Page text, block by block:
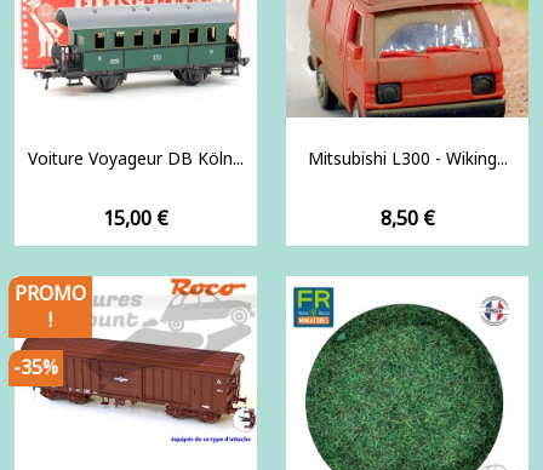
Voiture Voyageur DB Köln...
Prix
15,00 €
Mitsubishi L300 - Wiking...
Prix
8,50 €
PROMO
!
-35%